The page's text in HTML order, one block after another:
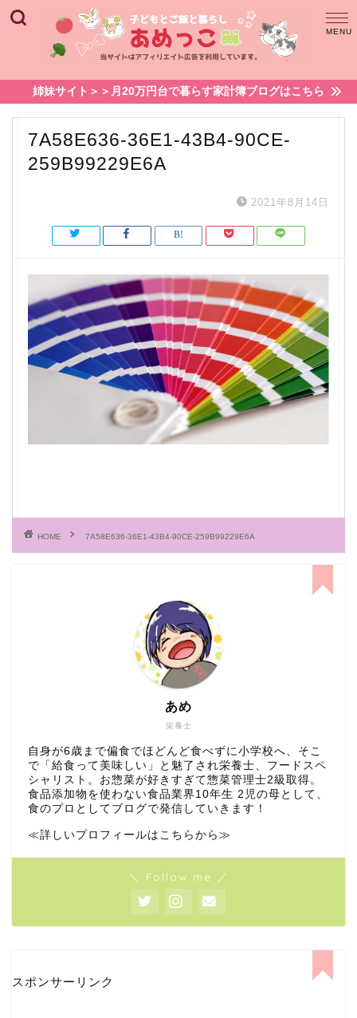
姉妹サイト＞＞月20万円台で暮らす家計簿ブログはこちら
7A58E636-36E1-43B4-90CE-
259B99229E6A
2021年8月14日
HOME 7A58E636-36E1-43B4-90CE-259B99229E6A
栄養士
あめ
自身が6歳まで偏食でほどんど食べずに小学校へ、そこ
で「給食って美味しい」と魅了され栄養士、フードスペ
シャリスト。お惣菜が好きすぎて惣菜管理士2級取得。
食品添加物を使わない食品業界10年生 2児の母として、
食のプロとしてブログで発信していきます！
≪詳しいプロフィールはこちらから≫
＼ Follow me ／
スポンサーリンク